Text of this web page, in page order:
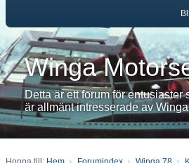
Winga
Detta är ett forum för entusiaster
är allmänt intresserade av